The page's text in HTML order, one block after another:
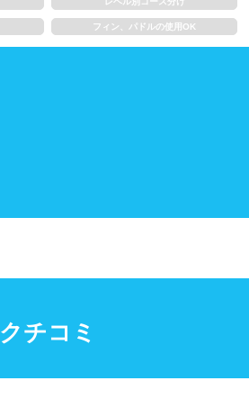
フィン、パドルの使用OK
クチコミ